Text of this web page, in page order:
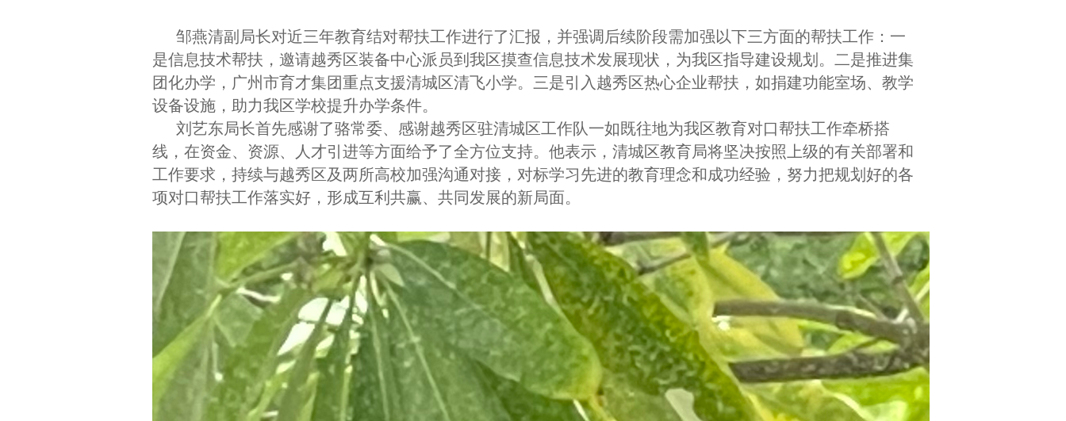
邹燕清副局长对近三年教育结对帮扶工作进行了汇报，并强调后续阶段需加强以下三方面的帮扶工作：一
是信息技术帮扶，邀请越秀区装备中心派员到我区摸查信息技术发展现状，为我区指导建设规划。二是推进集
团化办学，广州市育才集团重点支援清城区清飞小学。三是引入越秀区热心企业帮扶，如捐建功能室场、教学
设备设施，助力我区学校提升办学条件。
刘艺东局长首先感谢了骆常委、感谢越秀区驻清城区工作队一如既往地为我区教育对口帮扶工作牵桥搭
线，在资金、资源、人才引进等方面给予了全方位支持。他表示，清城区教育局将坚决按照上级的有关部署和
工作要求，持续与越秀区及两所高校加强沟通对接，对标学习先进的教育理念和成功经验，努力把规划好的各
项对口帮扶工作落实好，形成互利共赢、共同发展的新局面。